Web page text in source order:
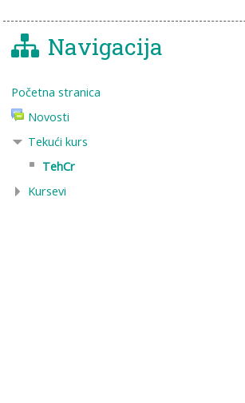
Navigacija
Početna stranica
Novosti
Tekući kurs
TehCr
Kursevi